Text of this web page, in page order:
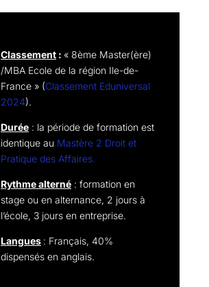
Classement: « 8ème Master(ère)
/MBA Ecole de la région Ile-de-
France » (Classement Eduniversal
2024).
Durée: la période de formation est
identique au Mastère 2 Droit et
Pratique des Affaires.
Rythme alterné: formation en
stage ou en alternance, 2 jours à
l’école, 3 jours en entreprise.
Langues : Français, 40%
dispensés en anglais.